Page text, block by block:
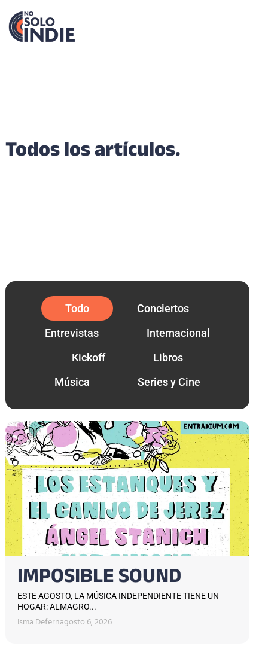
Todos los artículos.
Conciertos
Entrevistas
Internacional
Kickoff
Libros
Música
Series y Cine
Todo
IMPOSIBLE SOUND
ESTE AGOSTO, LA MÚSICA INDEPENDIENTE TIENE UN
HOGAR: ALMAGRO...
Isma Defernagosto 6, 2026